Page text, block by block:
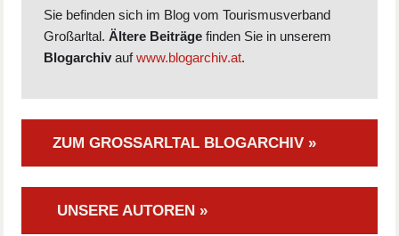
Sie befinden sich im Blog vom Tourismusverband
Großarltal.Ältere Beiträge finden Sie in unserem
Blogarchiv aufwww.blogarchiv.at.
ZUM GROSSARLTAL BLOGARCHIV »
UNSERE AUTOREN »